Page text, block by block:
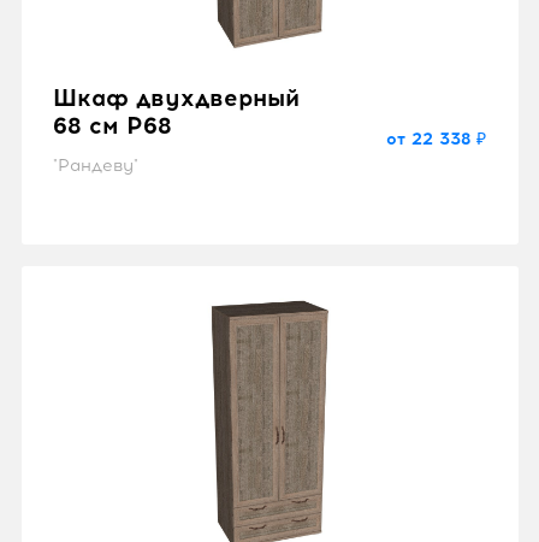
Шкаф двухдверный
68 см P68
"Рандеву"
от 22 338 ₽